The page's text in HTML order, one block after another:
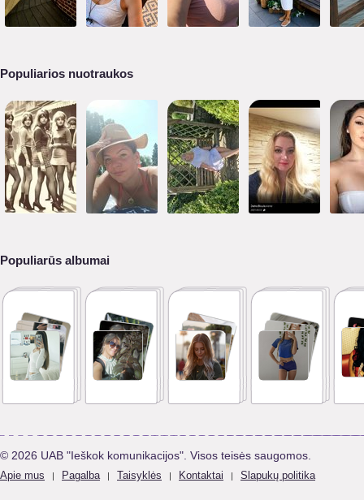
Populiarios nuotraukos
Populiarūs albumai
© 2026 UAB "Ieškok komunikacijos". Visos teisės saugomos.
Apie mus | Pagalba | Taisyklės | Kontaktai | Slapukų politika